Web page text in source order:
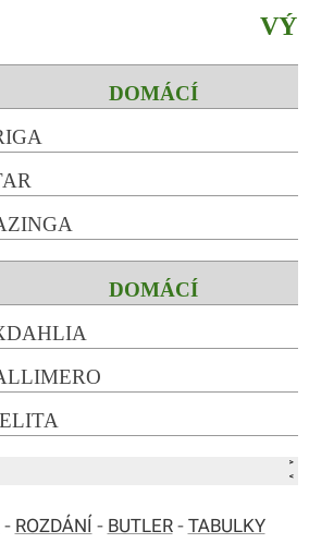
- ROZDÁNÍ - BUTLER- TABULKY